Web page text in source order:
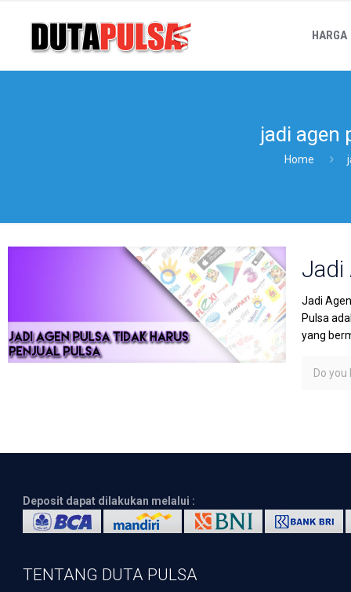
HARGA
jadi agen
Home
Jadi
Jadi
Pulsa
yang
Do you
Deposit dapat dilakukan melalui :
TENTANG DUTA PULSA